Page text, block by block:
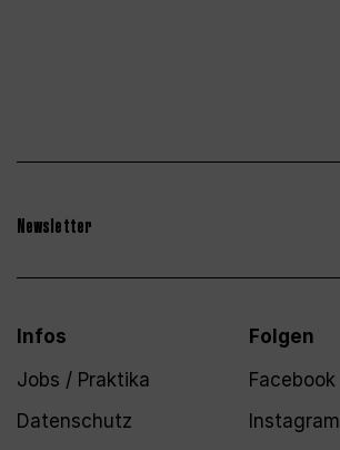
Newsletter
Infos
Jobs / Praktika
Datenschutz
Folgen
Facebook
Instagram